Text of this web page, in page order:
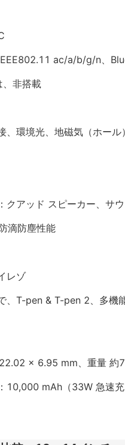
ac/a/b/g/n、
、非搭載
、環境光、地磁気（ホール）
クアッド スピーカー、サ
滴防塵性能
レゾ
、T-pen & T-pen 2、多機
x 6.95 mm、重量 約
10,000 mAh（33W 急速